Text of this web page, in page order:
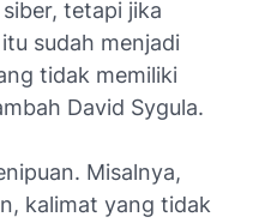
tetapi jika
sudah menjadi
tidak memiliki
David Sygula.
Misalnya,
kalimat yang tidak